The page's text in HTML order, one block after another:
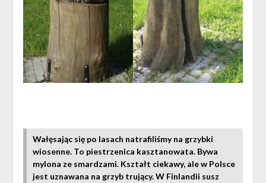
Wałęsając się po lasach natrafiliśmy na grzybki
wiosenne. To piestrzenica kasztanowata. Bywa
mylona ze smardzami. Kształt ciekawy, ale w Polsce
jest uznawana na grzyb trujący. W Finlandii susz